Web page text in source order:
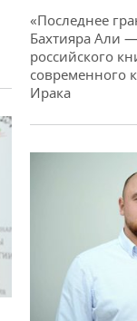
«Последнее
Бахтияра Али
российского
современного
Ирака